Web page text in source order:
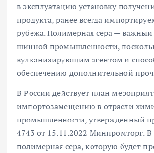
в эксплуатацию установку
продукта, ранее всегда
рубежа. Полимерная сера —
шинной промышленности,
вулканизирующим агентом и
обеспечению дополнительной
В России действует план
импортозамещению в отрасли
промышленности, утвержденный
4743 от 15.11.2022 Минпромторг. В
полимерная сера, которую будет